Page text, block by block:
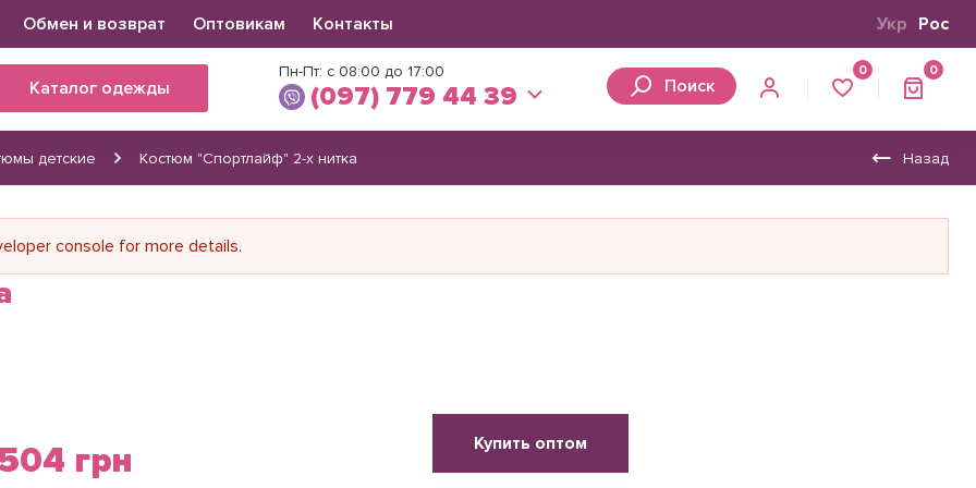
Укр Рос
Обмен и возврат Оптовикам Контакты
Поиск
Пн-Пт: с 08:00 до 17:00
(097) 779 44 39
(066) 560 34 03
Каталог одежды
0 0
детские Костюм "Спортлайф" 2-х нитка Назад
console for more details.
грн Купить оптом